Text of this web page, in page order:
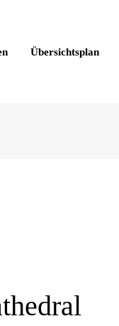
Übersichtsplan